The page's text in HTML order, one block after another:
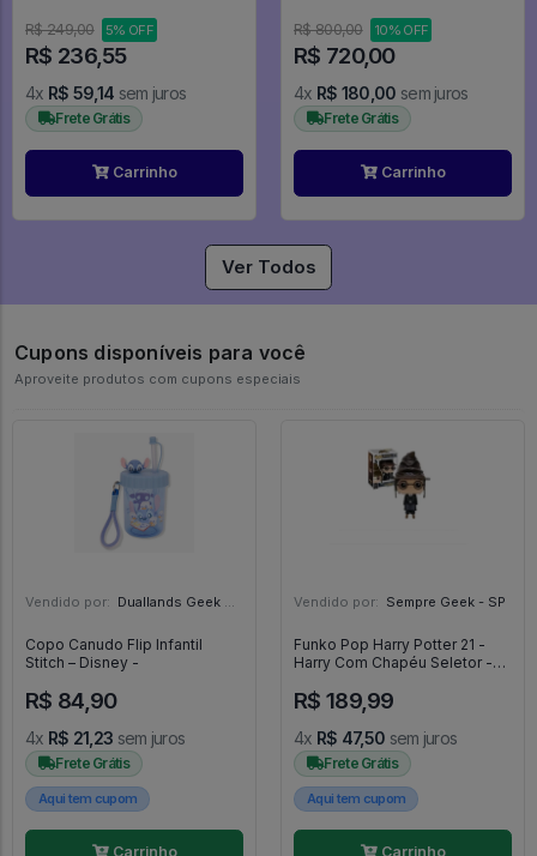
R$ 249,00
5% OFF
R$ 236,55
4x R$ 59,14 sem juros
Frete Grátis
Carrinho
R$ 800,00 10% OFF
R$ 720,00
4x R$ 180,00 sem juros
Frete Grátis
Carrinho
Ver Todos
Cupons disponíveis para você
Aproveite produtos com cupons especiais
Vendido por: Duallands Geek Store - RS
Copo Canudo Flip Infantil
Stitch – Disney -
R$ 84,90
4x R$ 21,23 sem juros
Frete Grátis
Aqui tem cupom
Carrinho
Vendido por: Sempre Geek - SP
Funko Pop Harry Potter 21 -
Harry Com Chapéu Seletor -
R$ 189,99
4x R$ 47,50 sem juros
Frete Grátis
Aqui tem cupom
Carrinho